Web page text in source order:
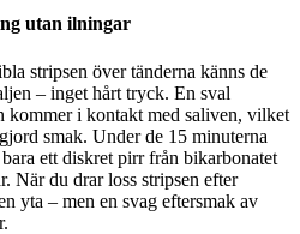
utan ilningar
stripsen över tänderna känns de
– inget hårt tryck. En sval
kommer i kontakt med saliven, vilket
smak. Under de 15 minuterna
ett diskret pirr från bikarbonatet
När du drar loss stripsen efter
yta – men en svag eftersmak av